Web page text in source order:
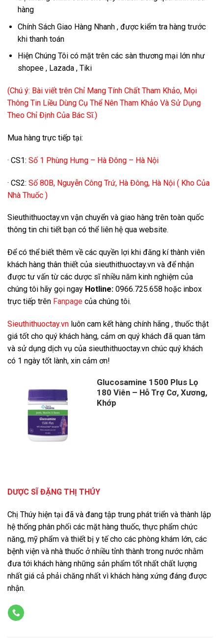
hàng
Chính Sách Giao Hàng Nhanh , được kiểm tra hàng trước
khi thanh toán
Hiện Chúng Tôi có mặt trên các sàn thương mại lớn như
shopee , Lazada , Tiki
(Chú ý: Bài viết trên Chỉ Mang Tính Chất Tham Khảo, Mọi
Thông Tin Liều Dùng Cụ Thể Nên Tham Khảo Và Sử Dụng
Theo Chỉ Định Của Bác Sĩ.)
Mua hàng trực tiếp tại:
· CS1: Số 1 Phùng Hưng – Hà Đông – Hà Nội
· CS2: Số 80B, Nguyễn Công Trứ, Hà Đông, Hà Nội ( Kho Của
Nhà Thuốc )
Sieuthithuoctay.vn vận chuyển và giao hàng trên toàn quốc
thông tin chi tiết bạn có thể liên hệ qua website.
Để có thể biết thêm về các quyền lợi khi đăng kí thành viên
khách hàng thân thiết của sieuthithuoctay.vn và để nhận
được tư vấn từ các dược sĩ nhiều năm kinh nghiệm của
chúng tôi hãy gọi ngay Hotline: 0966.725.658 hoặc inbox
trực tiếp trên Fanpage của chúng tôi.
Sieuthithuoctay.vn luôn cam kết hàng chính hãng , thuốc thật
giá tốt cho quý khách hàng, cảm ơn quý khách đã quan tâm
và sử dụng dịch vụ của sieuthithuoctay.vn chúc quý khách
có 1 ngày tốt lành, xin cảm ơn!
Glucosamine 1500 Plus Lọ
180 Viên – Hỗ Trợ Cơ, Xương,
Khớp
DƯỢC SĨ ĐẶNG THỊ THÚY
Chị Thúy hiện tại đã và đang tập trung phát triển và thành lập
hệ thống phân phối các mặt hàng thuốc, thực phẩm chức
năng, mỹ phẩm và thiết bị y tế cho các phòng khám lớn, các
bệnh viện và nhà thuốc ở nhiều tỉnh thành trong nước nhằm
đưa tới khách hàng những sản phẩm tốt nhất chất lượng
nhất giá cả phải chăng nhất vì khách hàng xứng đáng được
nhận.